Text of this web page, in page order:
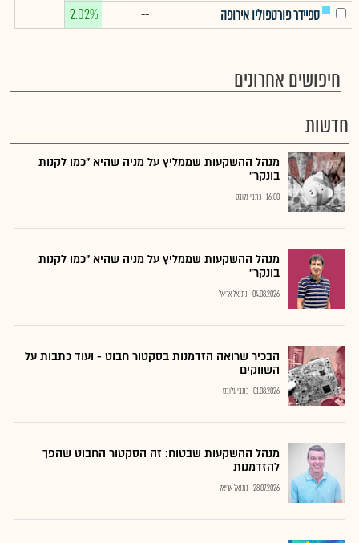
ספיידר פורטפוליו אירופה
--
2.02%
חיפושים אחרונים
חדשות
מנהל ההשקעות שממליץ על מניה שהיא "כמו לקנות
בונקר"
16:00 כתבי גלובס
מנהל ההשקעות שממליץ על מניה שהיא "כמו לקנות
בונקר"
04.08.2026 נתנאל אריאל
הבכיר שרואה הזדמנות בסקטור חבוט - ועוד כתבות על
השווקים
01.08.2026 כתבי גלובס
מנהל ההשקעות שבטוח: זה הסקטור החבוט שהפך
להזדמנות
28.07.2026 נתנאל אריאל